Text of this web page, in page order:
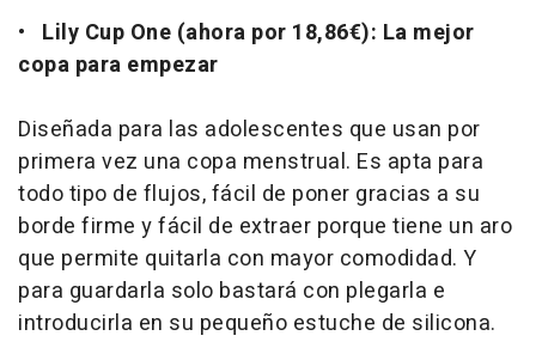
• Lily Cup One (ahora por 18,86€): La mejor
copa para empezar
Diseñada para las adolescentes que usan por
primera vez una copa menstrual. Es apta para
todo tipo de flujos, fácil de poner gracias a su
borde firme y fácil de extraer porque tiene un aro
que permite quitarla con mayor comodidad. Y
para guardarla solo bastará con plegarla e
introducirla en su pequeño estuche de silicona.